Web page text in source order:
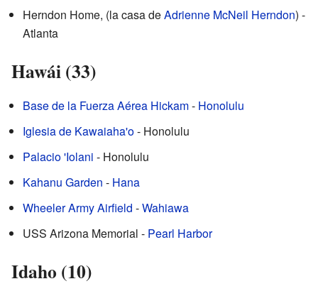
Herndon Home, (la casa deAdrienne McNeil Herndon) -
Atlanta
Hawái (33)
Base de la Fuerza Aérea Hickam- Honolulu
Iglesia de Kawaiaha'o- Honolulu
Palacio 'Iolani - Honolulu
Kahanu Garden - Hana
Wheeler Army Airfield -Wahiawa
USS Arizona Memorial - Pearl Harbor
Idaho (10)